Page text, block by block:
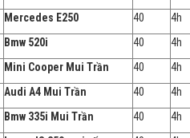
Mercedes E250
40 4h
Bmw 520i
40 4h
Mini Cooper Mui Trần
40 4h
Audi A4 Mui Trần
40 4h
Bmw 335i Mui Trần
40 4h